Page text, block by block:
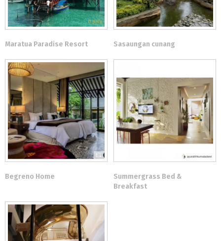
Maratua Paradise Resort Sasaungan cunang
Begreno Home
Summergrass Bed &
Breakfast